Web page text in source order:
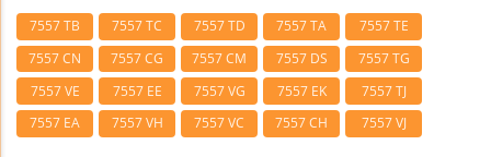
7557 TB 7557 TC 7557 TD 7557 TA
7557 TE
7557 CN
7557 CG 7557 CM 7557 DS
7557 TG
7557 VE
7557 EE 7557 VG 7557 EK
7557 TJ
7557 EA
7557 VH 7557 VC 7557 CH 7557 VJ